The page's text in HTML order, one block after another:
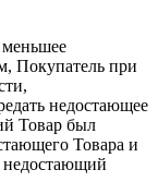
Покупатель при
недостающее
Товар был
Товара и
недостающий